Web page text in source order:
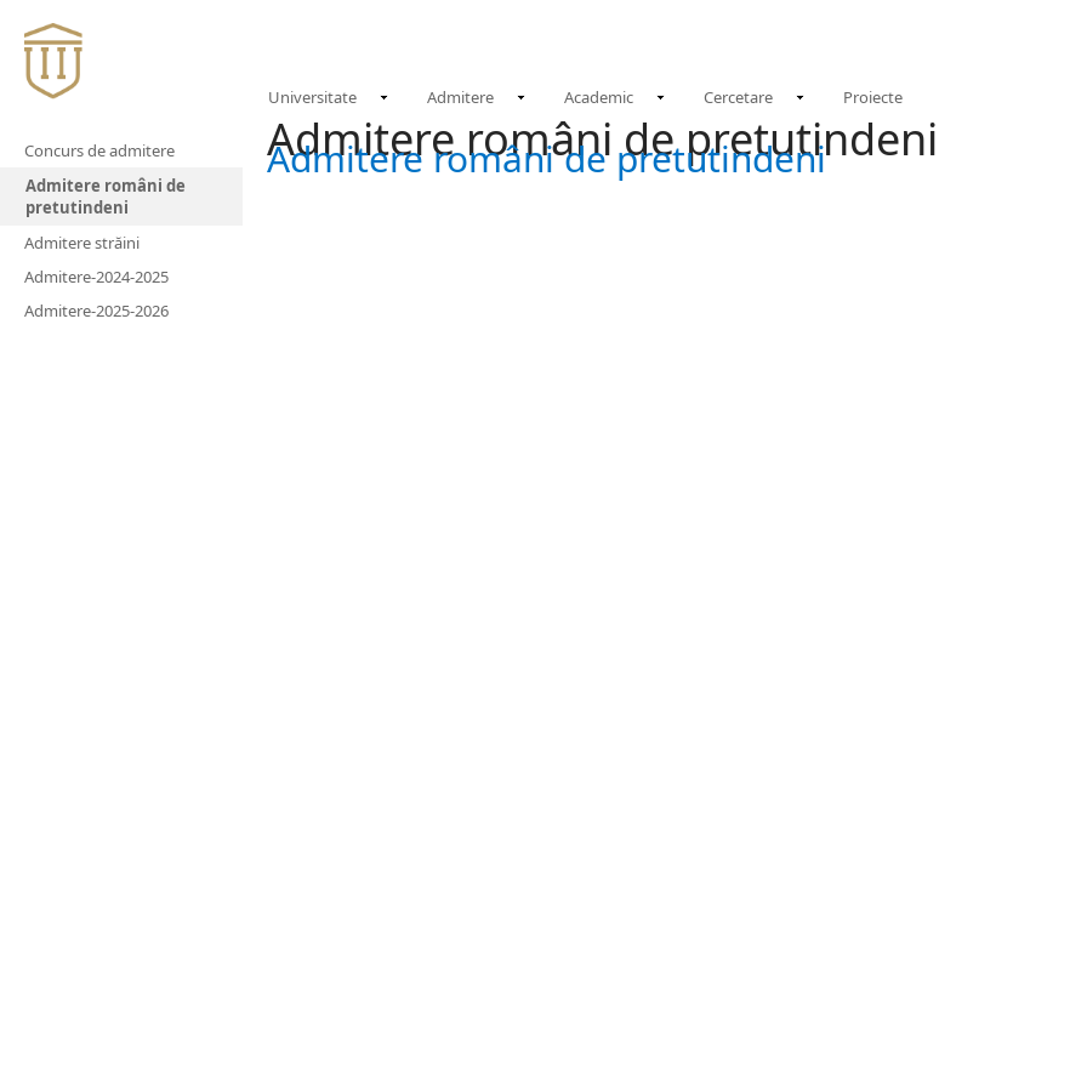
Universitate Admitere Academic Cercetare Proiecte
Admitere români de pretutindeni
Concurs de admitere
Admitere români de
pretutindeni
Admitere străini
Admitere-2024-2025
Admitere-2025-2026
Admitere români de pretutindeni